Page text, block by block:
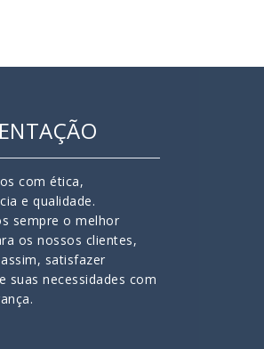
com ética,
e qualidade.
sempre o melhor
os nossos clientes,
satisfazer
suas necessidades com